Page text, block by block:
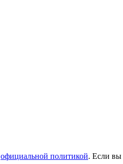
официальной политикой. Если вы